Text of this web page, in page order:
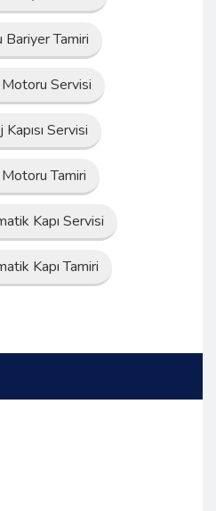
Tamiri
Motoru Servisi
Servisi
Tamiri
Kapı Servisi
Kapı Tamiri